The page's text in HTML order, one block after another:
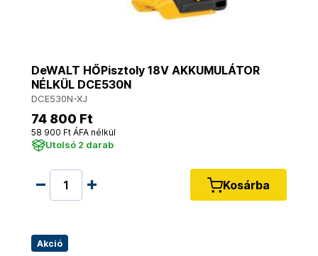
DeWALT HŐPisztoly 18V AKKUMULÁTOR
NÉLKÜL DCE530N
DCE530N-XJ
74 800 Ft
58 900 Ft ÁFA nélkül
Utolsó 2 darab
Kosárba
Akció